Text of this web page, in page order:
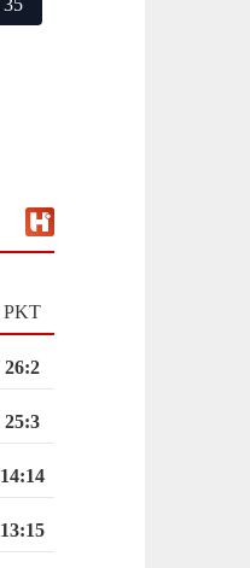
35
PKT
26:2
25:3
14:14
13:15